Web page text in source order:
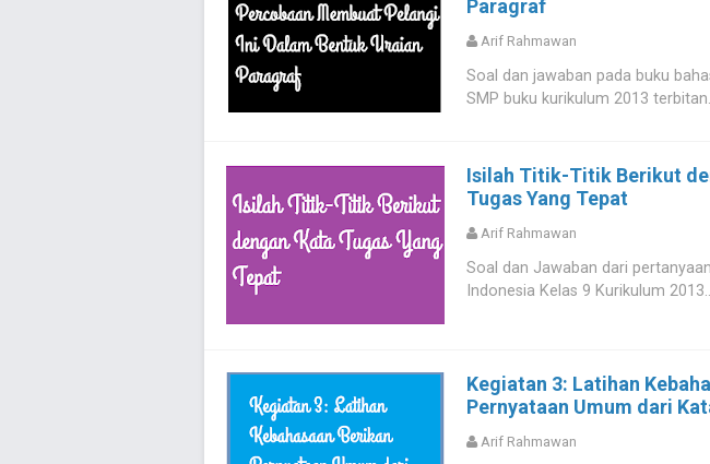
Paragraf
Arif Rahmawan
Soal dan jawaban pada buku
SMP buku kurikulum 2013
Isilah Titik-Titik Berikut
Tugas Yang Tepat
Arif Rahmawan
Soal dan Jawaban dari
Indonesia Kelas 9 Kurikulum
Kegiatan 3: Latihan
Pernyataan Umum dari
Arif Rahmawan